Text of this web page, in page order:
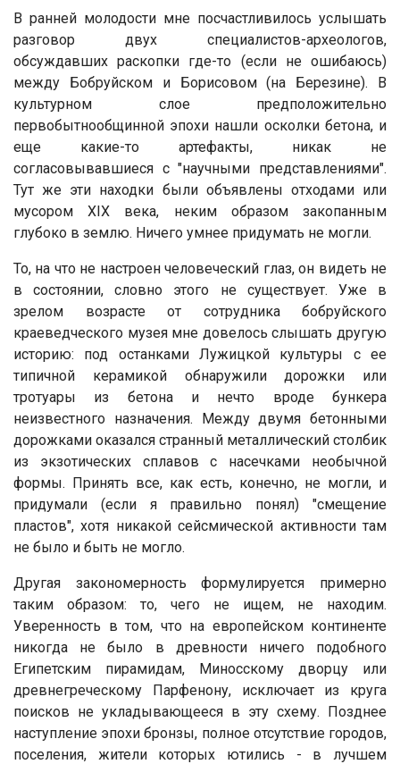
В ранней молодости мне посчастливилось услышать
разговор двух специалистов-археологов,
обсуждавших раскопки где-то (если не ошибаюсь)
между Бобруйском и Борисовом (на Березине). В
культурном слое предположительно
первобытнообщинной эпохи нашли осколки бетона, и
еще какие-то артефакты, никак не
согласовывавшиеся с "научными представлениями".
Тут же эти находки были объявлены отходами или
мусором XIX века, неким образом закопанным
глубоко в землю. Ничего умнее придумать не могли.
То, на что не настроен человеческий глаз, он видеть не
в состоянии, словно этого не существует. Уже в
зрелом возрасте от сотрудника бобруйского
краеведческого музея мне довелось слышать другую
историю: под останками Лужицкой культуры с ее
типичной керамикой обнаружили дорожки или
тротуары из бетона и нечто вроде бункера
неизвестного назначения. Между двумя бетонными
дорожками оказался странный металлический столбик
из экзотических сплавов с насечками необычной
формы. Принять все, как есть, конечно, не могли, и
придумали (если я правильно понял) "смещение
пластов", хотя никакой сейсмической активности там
не было и быть не могло.
Другая закономерность формулируется примерно
таким образом: то, чего не ищем, не находим.
Уверенность в том, что на европейском континенте
никогда не было в древности ничего подобного
Египетским пирамидам, Миносскому дворцу или
древнегреческому Парфенону, исключает из круга
поисков не укладывающееся в эту схему. Позднее
наступление эпохи бронзы, полное отсутствие городов,
поселения, жители которых ютились - в лучшем